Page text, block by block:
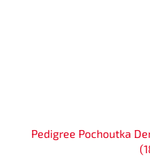
Pedigree Pochoutka